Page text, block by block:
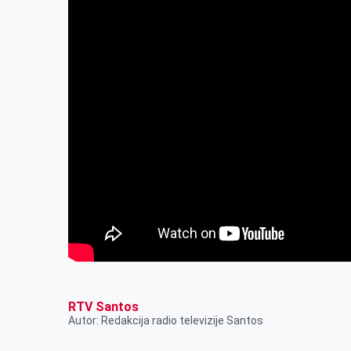
RTV Santos
Autor: Redakcija radio televizije Santos